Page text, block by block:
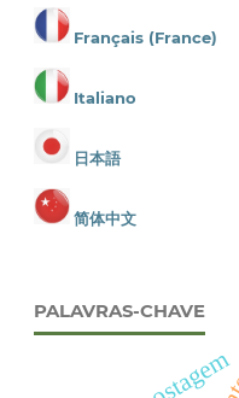
Français (France)
Italiano
日本語
简体中文
PALAVRAS-CHAVE